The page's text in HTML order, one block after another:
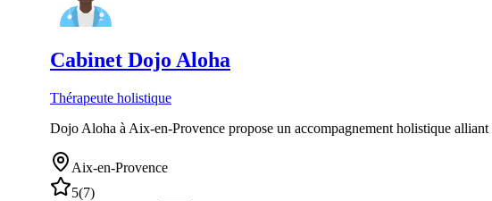
Cabinet Dojo Aloha
Thérapeute holistique
Dojo Aloha à Aix-en-Provence propose un accompagnement holistique
Aix-en-Provence
5(7)